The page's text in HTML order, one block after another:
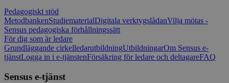
Pedagogiskt stöd
MetodbankenStudiematerialDigitala verktygslådanVilja mötas -
Sensus pedagogiska förhållningssätt
För dig som är ledare
Grundläggande cirkelledarutbildningUtbildningarOm Sensus e-
tjänstLogga in i e-tjänstenFörsäkring för ledare och deltagareFAQ
Sensus e-tjänst